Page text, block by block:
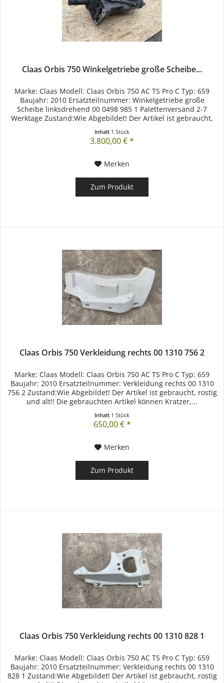
Claas Orbis 750 Winkelgetriebe große Scheibe...
Marke: Claas Modell: Claas Orbis 750 AC TS Pro C Typ: 659
Baujahr: 2010 Ersatzteilnummer: Winkelgetriebe große
Scheibe linksdrehend 00 0498 985 1 Palettenversand 2-7
Werktage Zustand:Wie Abgebildet! Der Artikel ist gebraucht,
Inhalt 1 Stück
3.800,00 € *
Merken
Zum Produkt
Claas Orbis 750 Verkleidung rechts 00 1310 756 2
Marke: Claas Modell: Claas Orbis 750 AC TS Pro C Typ: 659
Baujahr: 2010 Ersatzteilnummer: Verkleidung rechts 00 1310
756 2 Zustand:Wie Abgebildet! Der Artikel ist gebraucht, rostig
und alt!! Die gebrauchten Artikel können Kratzer,...
Inhalt 1 Stück
650,00 € *
Merken
Zum Produkt
Claas Orbis 750 Verkleidung rechts 00 1310 828 1
Marke: Claas Modell: Claas Orbis 750 AC TS Pro C Typ: 659
Baujahr: 2010 Ersatzteilnummer: Verkleidung rechts 00 1310
828 1 Zustand:Wie Abgebildet! Der Artikel ist gebraucht, rostig